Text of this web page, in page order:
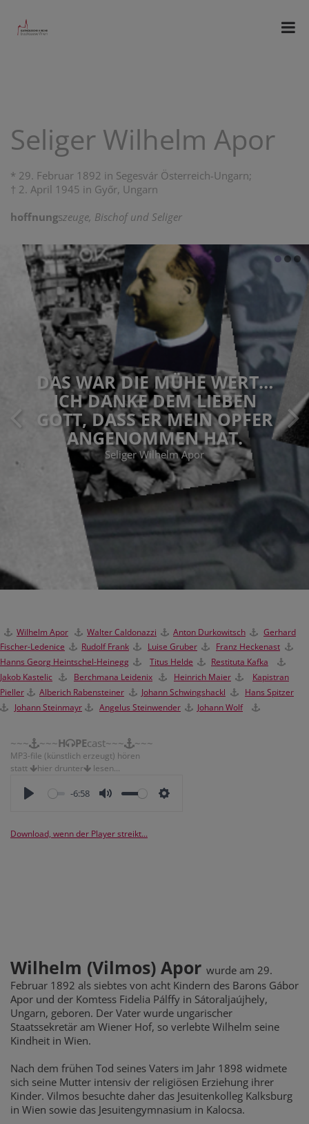
Seliger Wilhelm Apor
* 29. Februar 1892 in Segesvár Österreich-Ungarn;
† 2. April 1945 in Győr, Ungarn
hoffnungszeuge, Bischof und Seliger
DAS WAR DIE MÜHE WERT…
ICH DANKE DEM LIEBEN
GOTT, DASS ER MEIN OPFER
ANGENOMMEN HAT.
Seliger Wilhelm Apor
Wilhelm Apor Walter Caldonazzi Anton Durkowitsch
Gerhard
Fischer-Ledenice
Rudolf Frank Luise Gruber
Franz Heckenast
Hanns Georg Heintschel-Heinegg
Titus Helde
Restituta Kafka
Jakob Kastelic
Berchmana Leidenix Heinrich Maier
Kapistran
Pieller
Alberich Rabensteiner Johann Schwingshackl
Hans Spitzer
Johann Steinmayr
Angelus Steinwender Johann Wolf
~~~ ~~~H PEcast~~~ ~~~
MP3-file (künstlich erzeugt) hören
statt
hier drunter lesen...
-6:58
Download, wenn der Player streikt...
Wilhelm (Vilmos) Apor wurde am 29.
Februar 1892 als siebtes von acht Kindern des Barons Gábor
Apor und der Komtess Fidelia Pálffy in Sátoraljaújhely,
Ungarn, geboren. Der Vater wurde ungarischer
Staatssekretär am Wiener Hof, so verlebte Wilhelm seine
Kindheit in Wien.
Nach dem frühen Tod seines Vaters im Jahr 1898 widmete
sich seine Mutter intensiv der religiösen Erziehung ihrer
Kinder. Vilmos besuchte daher das Jesuitenkolleg Kalksburg
in Wien sowie das Jesuitengymnasium in Kalocsa.